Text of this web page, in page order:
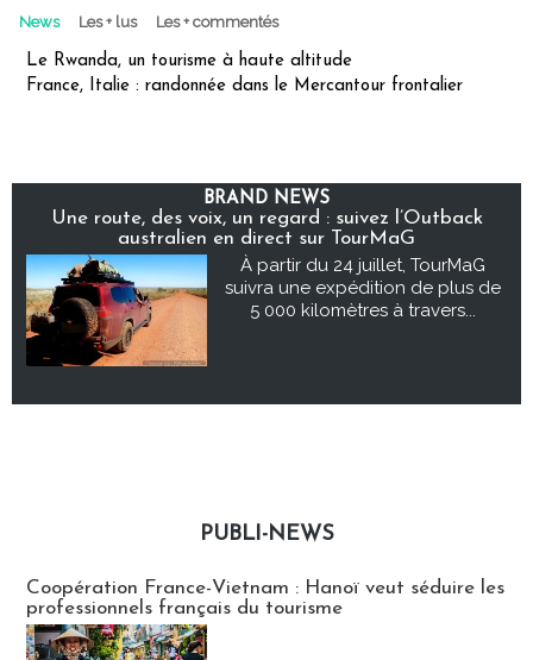
News Les + lus Les + commentés
Le Rwanda, un tourisme à haute altitude
France, Italie : randonnée dans le Mercantour frontalier
BRAND NEWS
Une route, des voix, un regard : suivez l’Outback
australien en direct sur TourMaG
À partir du 24 juillet, TourMaG
suivra une expédition de plus de
5 000 kilomètres à travers...
PUBLI-NEWS
Coopération France-Vietnam : Hanoï veut séduire les
professionnels français du tourisme